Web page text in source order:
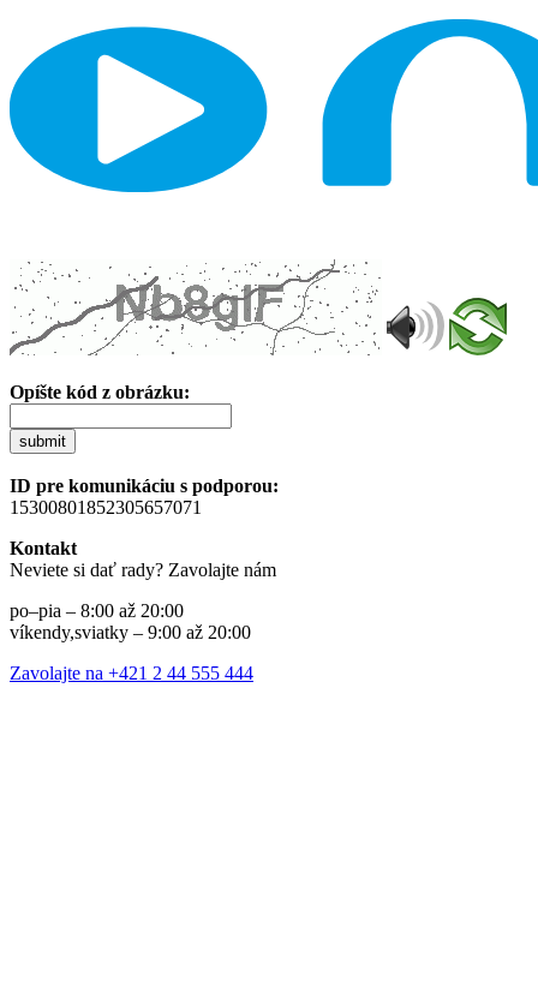
Opíšte kód z obrázku:
submit
ID pre komunikáciu s podporou:
15300801852305657071
Kontakt
Neviete si dať rady? Zavolajte nám
po–pia – 8:00 až 20:00
víkendy,sviatky – 9:00 až 20:00
Zavolajte na +421 2 44 555 444